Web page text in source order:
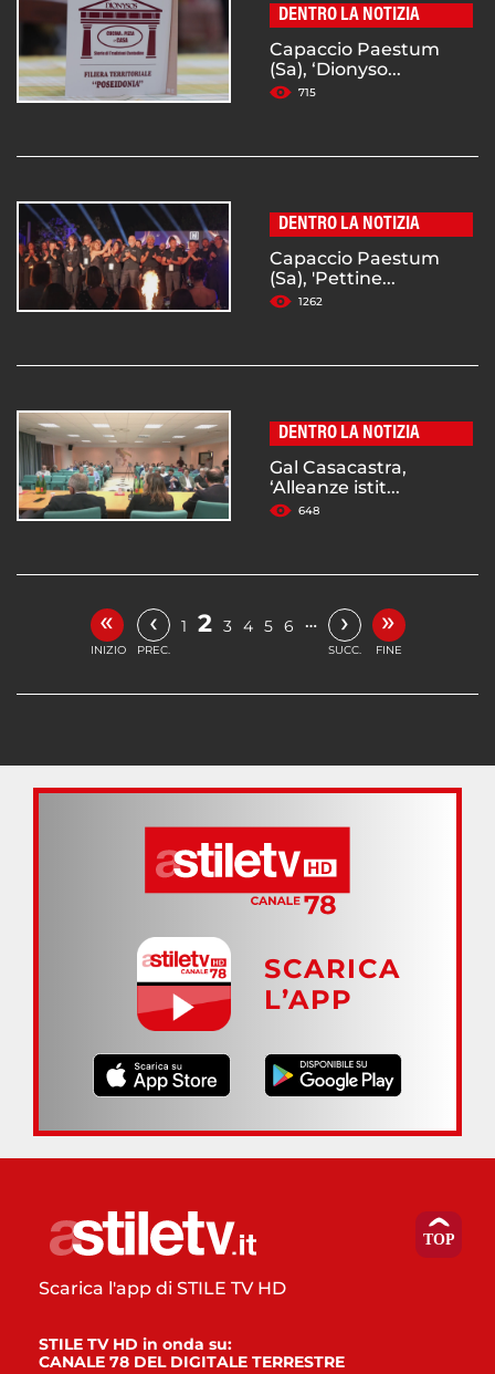
DENTRO LA NOTIZIA
Capaccio Paestum
(Sa), ‘Dionyso...
715
DENTRO LA NOTIZIA
Capaccio Paestum
(Sa), 'Pettine...
1262
DENTRO LA NOTIZIA
Gal Casacastra,
‘Alleanze istit...
648
«
INIZIO
‹
PREC.
1 2 3 4 5 6 … ›
SUCC.
»
FINE
SCARICA
L’APP
Scarica l'app di STILE TV HD
STILE TV HD in onda su:
CANALE 78 DEL DIGITALE TERRESTRE